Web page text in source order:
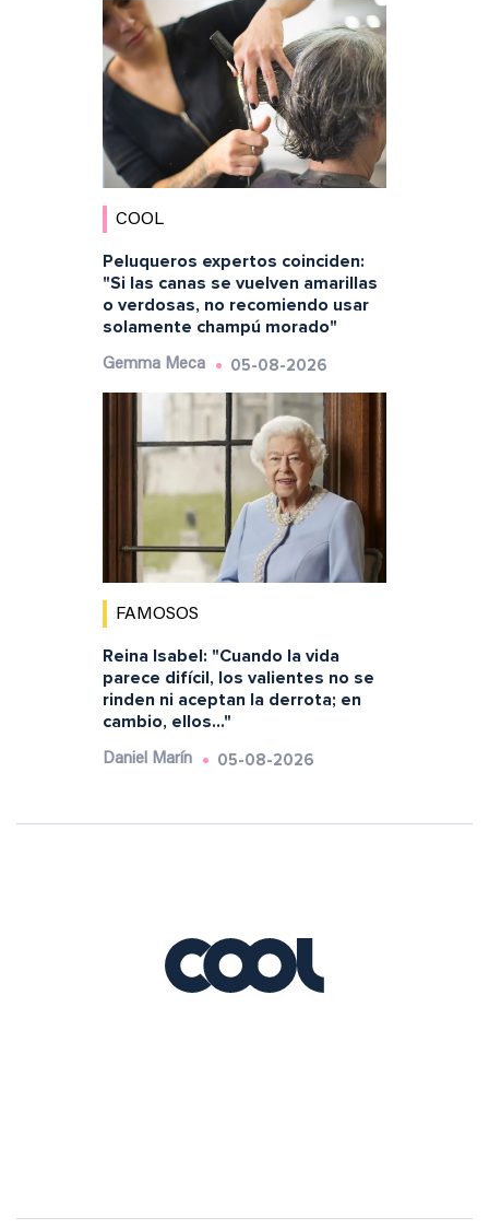
COOL
Peluqueros expertos coinciden:
"Si las canas se vuelven amarillas
o verdosas, no recomiendo usar
solamente champú morado"
Gemma Meca 05-08-2026
FAMOSOS
Reina Isabel: "Cuando la vida
parece difícil, los valientes no se
rinden ni aceptan la derrota; en
cambio, ellos..."
Daniel Marín 05-08-2026